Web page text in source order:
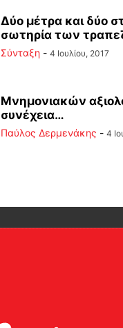
Δύο μέτρα και δύο
σωτηρία των
Σύνταξη - 4 Ιουλίου, 2017
Μνημονιακών
συνέχεια…
Παύλος Δερμενάκης - 4